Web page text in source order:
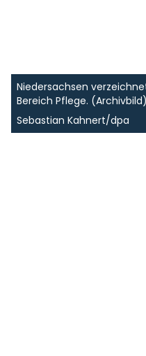
Niedersachsen
Bereich Pflege. (Archivbild)
Sebastian Kahnert/dpa